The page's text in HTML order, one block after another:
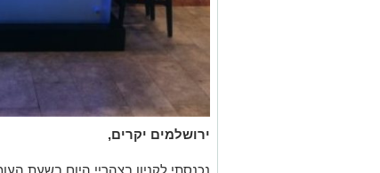
ירושלמים יקרים,
נכנסתי לקניון בצהריי היום בשעת